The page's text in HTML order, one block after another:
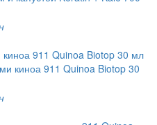
911 Quinoa Biotop 30 мл